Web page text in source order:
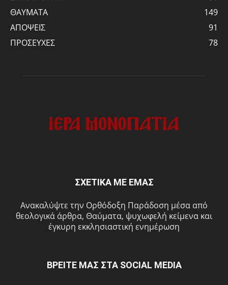
ΘΑΥΜΑΤΑ
149
ΑΠΟΨΕΙΣ
91
ΠΡΟΣΕΥΧΕΣ
78
ΣΧΕΤΙΚΑ ΜΕ ΕΜΑΣ
Ανακαλύψτε την Ορθόδοξη Παράδοση μέσα από
θεολογικά άρθρα, Θαύματα, ψυχωφελή κείμενα και
έγκυρη εκκλησιαστική ενημέρωση
ΒΡΕΙΤΕ ΜΑΣ ΣΤΑ SOCIAL MEDIA